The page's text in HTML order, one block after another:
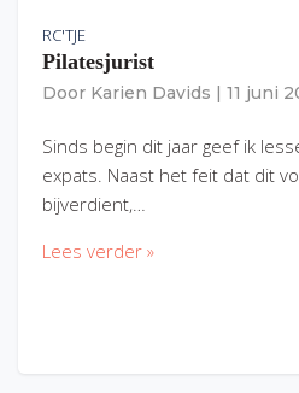
RC'TJE
Pilatesjurist
Door Karien Davids 11 juni
Sinds begin dit jaar geef ik
expats. Naast het feit dat dit
bijverdient,…
Lees verder »